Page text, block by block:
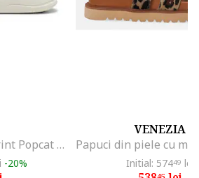
Papuci cu animal print Popcat 20 I Am The Drama, Negru/Bej
-20%
VENEZIA
Initial: 57449 lei